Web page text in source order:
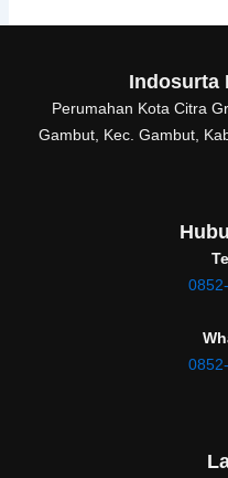
Indosurta
Perumahan Kota Citra
Gambut, Kec. Gambut,